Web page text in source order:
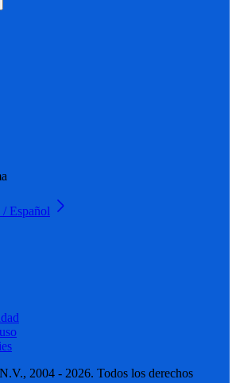
Español
2004 - 2026. Todos los derechos